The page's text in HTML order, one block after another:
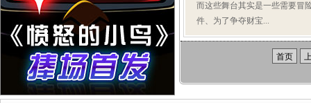
而这些舞台其实是一些需要冒
件、为了争夺财宝...
首页